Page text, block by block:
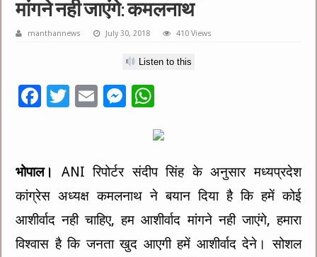
मांगने नही जाएंगे: कमलनाथ
manthannews July 30, 2018 410 Views
Listen to this
F
b
o
o
k
T
er
E
l
M
n
g
er
at
sA
p
p
भोपाल।
ANI रिपोर्टर संदीप सिंह के अनुसार मध्यप्रदेश
कांग्रेस अध्यक्ष कमलनाथ ने बयान दिया है कि हमें कोई
आशीर्वाद नही चाहिए, हम आशीर्वाद मांगने नही जाएंगे, हमारा
विश्वास है कि जनता खुद आएगी हमें आशीर्वाद देने। सोशल